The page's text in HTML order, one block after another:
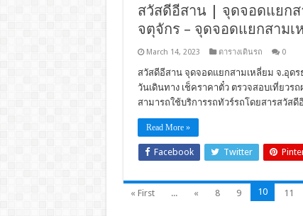
สวัสดีอีสาน | จุดจอดแยกส
จตุจักร – จุดจอดแยกสามเ
March 14, 2023 ตารางเดินรถ 0
สวัสดีอีสาน จุดจอดแยกสามเหลี่ยม จ.อุดร
วันเดินทาง เช็คราคาตั๋ว ตรวจสอบเที่ยว
สามารถใช้บริการรถทัวร์รถโดยสารสวัส
Read More »
Facebook Twitter
« First ... « 8 9 10 11